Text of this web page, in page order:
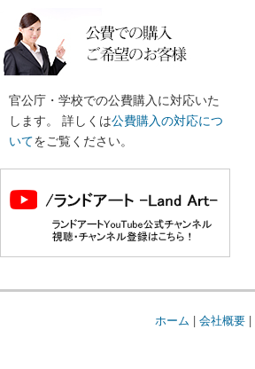
官公庁・学校での公費購入に対応いた
します。 詳しくは公費購入の対応につ
いてをご覧ください。
ホーム | 会社概要|